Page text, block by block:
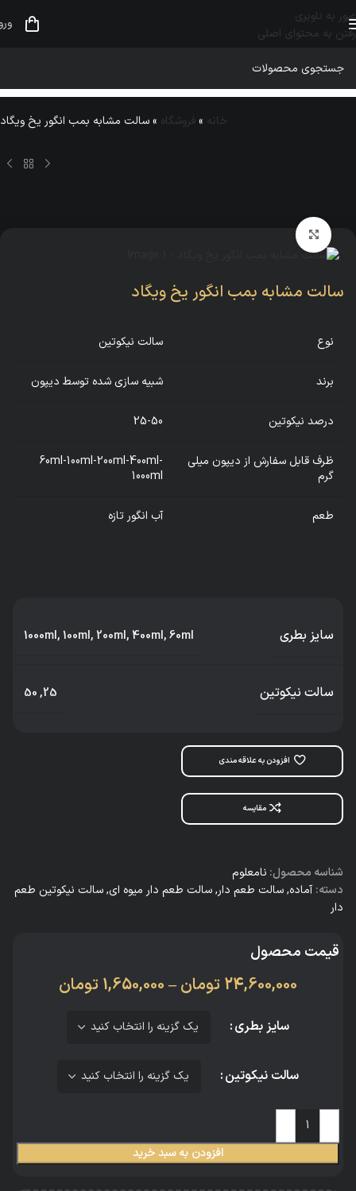
عبور به ناوبری
رفتن به محتوای اصلی
خانه »فروشگاه »سالت مشابه بمب انگور یخ ویگاد
بزرگنمایی تصویر
سالت مشابه بمب انگور یخ ویگاد
نوع سالت نیکوتین
برند شبیه سازی شده توسط دیپون
درصد نیکوتین 25-50
ظرف قابل سفارش از دیپون میلی
گرم
60ml-100ml-200ml-400ml-
1000ml
طعم آب انگور تازه
سایز بطری 1000ml,100ml, 200ml, 400ml,60ml
سالت نیکوتین 25
,
50
افزودن به علاقه مندی
مقایسه
شناسه محصول: نامعلوم
دسته: آماده,سالت طعم دار,سالت طعم دار میوه ای,سالت نیکوتین طعم
دار
قیمت محصول
24,600,000 تومان –
1,650,000 تومان
سایز بطری
سالت نیکوتین
افزودن به سبد خرید